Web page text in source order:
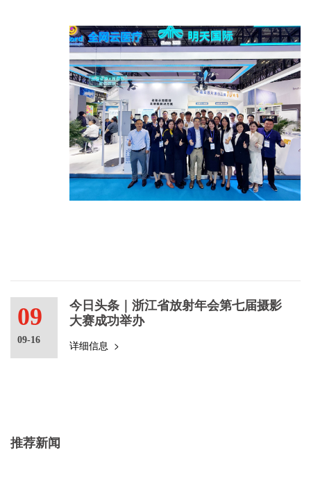
09
09-16
今日头条｜浙江省放射年会第七届摄影
大赛成功举办
详细信息 >
推荐新闻